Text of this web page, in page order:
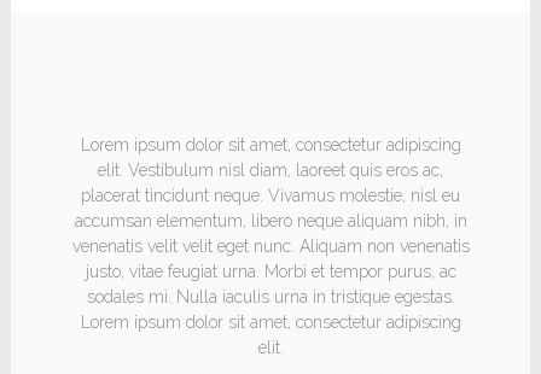
Lorem ipsum dolor sit amet, consectetur adipiscing
elit. Vestibulum nisl diam, laoreet quis eros ac,
placerat tincidunt neque. Vivamus molestie, nisl eu
accumsan elementum, libero neque aliquam nibh, in
venenatis velit velit eget nunc. Aliquam non venenatis
justo, vitae feugiat urna. Morbi et tempor purus, ac
sodales mi. Nulla iaculis urna in tristique egestas.
Lorem ipsum dolor sit amet, consectetur adipiscing
elit.